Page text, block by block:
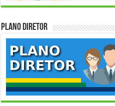
Plano Diretor